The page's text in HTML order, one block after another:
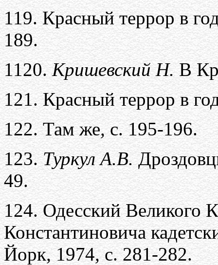
119.Красный террор в
189.
1120.Кришевский Н.В
121.Красный террор в
122.Там же,с. 195-196.
123.Туркул А.В.
49.
124.Одесский Великого
Константиновича
Йорк,1974,с. 281-282.